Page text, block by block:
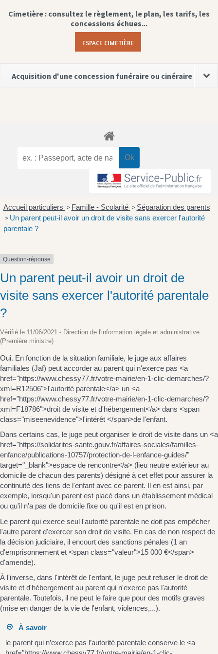
Cimetière : consultez le règlement, le plan, les tarifs, les
concessions échues...
ESPACE CIMETIÈRE
Acquisition d'une concession funéraire ou cinéraire
Accueil particuliers > Famille - Scolarité > Séparation des parents
> Un parent peut-il avoir un droit de visite sans exercer l'autorité
parentale ?
Question-réponse
Un parent peut-il avoir un droit de
visite sans exercer l'autorité parentale
?
Vérifié le 11/06/2021 - Direction de l'information légale et administrative
(Première ministre)
Oui. En fonction de la situation familiale, le juge aux affaires
familiales (Jaf) peut accorder au parent qui n'exerce pas <a
href="https://www.chessy77.fr/votre-mairie/en-1-clic-demarches/?
xml=R12506">l'autorité parentale</a> un <a
href="https://www.chessy77.fr/votre-mairie/en-1-clic-demarches/?
xml=F18786">droit de visite et d'hébergement</a> dans <span
class="miseenevidence">l'intérêt </span>de l'enfant.
Dans certains cas, le juge peut organiser le droit de visite dans un <a
href="https://solidarites-sante.gouv.fr/affaires-sociales/familles-
enfance/publications-10757/protection-de-l-enfance-guides/"
target="_blank">espace de rencontre</a> (lieu neutre extérieur au
domicile de chacun des parents) désigné à cet effet pour assurer la
continuité des liens de l'enfant avec ce parent. Il en est ainsi, par
exemple, lorsqu'un parent est placé dans un établissement médical
ou qu'il n'a pas de domicile fixe ou qu'il est en prison.
Le parent qui exerce seul l'autorité parentale ne doit pas empêcher
l'autre parent d'exercer son droit de visite. En cas de non respect de
la décision judiciaire, il encourt des sanctions pénales (1 an
d'emprisonnement et <span class="valeur">15 000 €</span>
d'amende).
À l'inverse, dans l'intérêt de l'enfant, le juge peut refuser le droit de
visite et d'hébergement au parent qui n'exerce pas l'autorité
parentale. Toutefois, il ne peut le faire que pour des motifs graves
(mise en danger de la vie de l'enfant, violences,...).
À savoir
le parent qui n’exerce pas l’autorité parentale conserve le <a